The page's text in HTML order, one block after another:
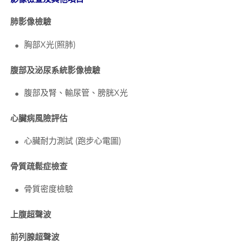
肺影像檢驗
胸部X光(照肺)
腹部及泌尿系統影像檢驗
腹部及腎、輸尿管、膀胱X光
心臟病風險評估
心臟耐力測試 (跑步心電圖)
骨質疏鬆症檢查
骨質密度檢驗
上腹超聲波
前列腺超聲波